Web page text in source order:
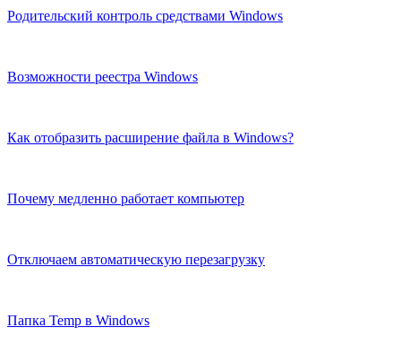
Родительский контроль средствами Windows
Возможности реестра Windows
Как отобразить расширение файла в Windows?
Почему медленно работает компьютер
Отключаем автоматическую перезагрузку
Папка Temp в Windows